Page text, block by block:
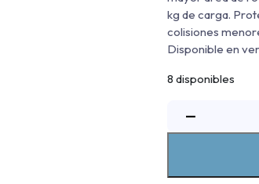
kg de carga.
colisiones
Disponible en
8 disponibles
−